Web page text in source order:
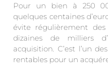
Pour un bien à 250
quelques centaines
évite régulièrement
dizaines de milliers
acquisition. C’est l’un
rentables pour un